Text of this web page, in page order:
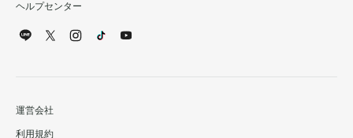
ヘルプセンター
運営会社
利用規約